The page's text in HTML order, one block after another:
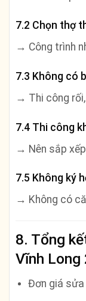
7.2 Chọn thợ
→ Công trình
7.3 Không có
→ Thi công
7.4 Thi công
→ Nên sắp
7.5 Không ký
→ Không có
8. Tổng
Vĩnh Long
Đơn giá sửa